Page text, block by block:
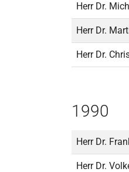
Herr Dr.
Herr Dr.
Herr Dr.
1990
Herr Dr.
Herr Dr.